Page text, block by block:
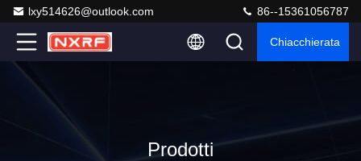
lxy514626@outlook.com 86--15361056787
Chiacchierata
Prodotti